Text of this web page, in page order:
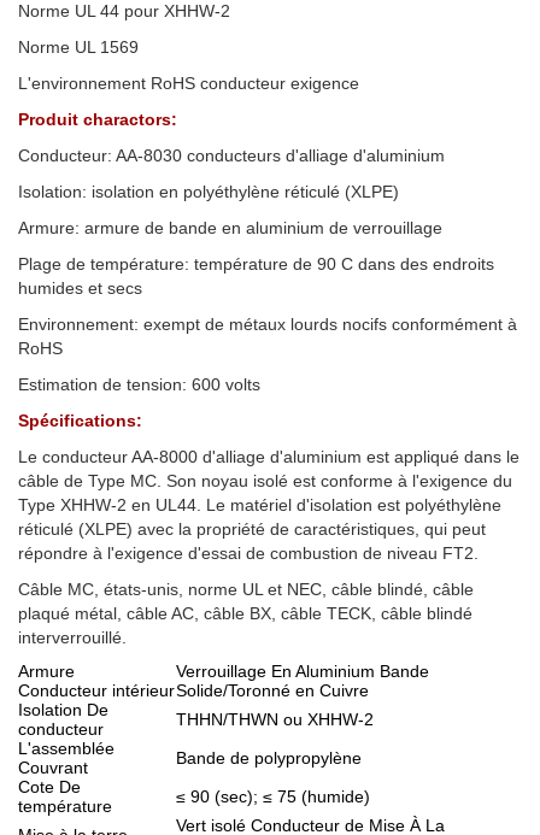
Norme UL 44 pour XHHW-2
Norme UL 1569
L'environnement RoHS conducteur exigence
Produit charactors:
Conducteur: AA-8030 conducteurs d'alliage d'aluminium
Isolation: isolation en polyéthylène réticulé (XLPE)
Armure: armure de bande en aluminium de verrouillage
Plage de température: température de 90 C dans des endroits
humides et secs
Environnement: exempt de métaux lourds nocifs conformément à
RoHS
Estimation de tension: 600 volts
Spécifications:
Le conducteur AA-8000 d'alliage d'aluminium est appliqué dans le
câble de Type MC. Son noyau isolé est conforme à l'exigence du
Type XHHW-2 en UL44. Le matériel d'isolation est polyéthylène
réticulé (XLPE) avec la propriété de caractéristiques, qui peut
répondre à l'exigence d'essai de combustion de niveau FT2.
Câble MC, états-unis, norme UL et NEC, câble blindé, câble
plaqué métal, câble AC, câble BX, câble TECK, câble blindé
interverrouillé.
Armure
Verrouillage En Aluminium Bande
Conducteur intérieurSolide/Toronné en Cuivre
Isolation De
conducteur
THHN/THWN ou XHHW-2
L'assemblée
Couvrant
Bande de polypropylène
Cote De
température
≤ 90 (sec); ≤ 75 (humide)
Vert isolé Conducteur de Mise À La